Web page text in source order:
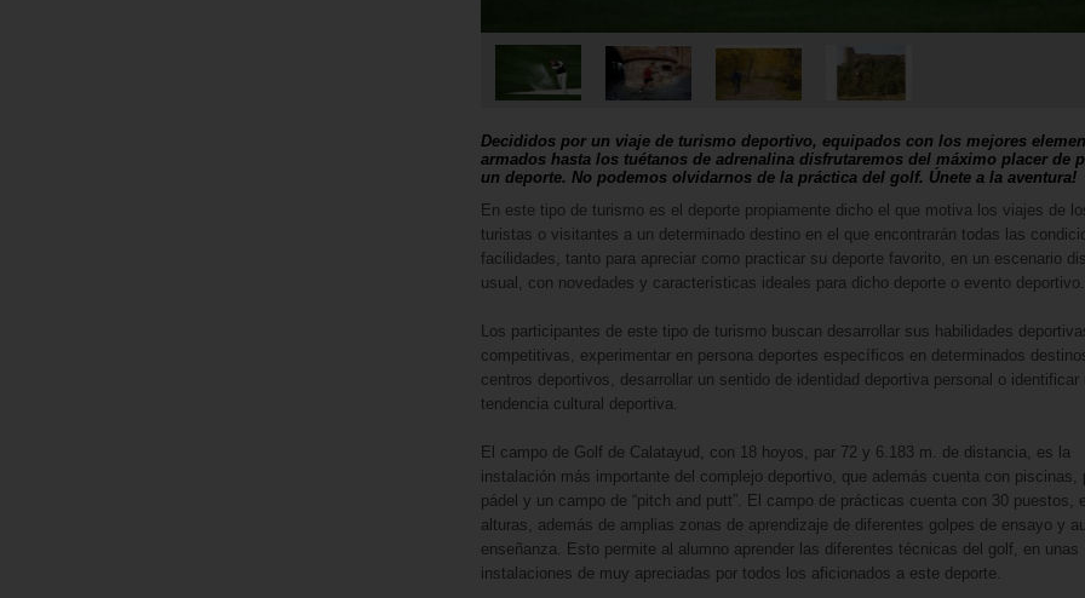
Decididos por un viaje de turismo deportivo, equipados con los mejores
armados hasta los tuétanos de adrenalina disfrutaremos del máximo placer de
un deporte. No podemos olvidarnos de la práctica del golf. Únete a la aventura!
En este tipo de turismo es el deporte propiamente dicho el que motiva los viajes de
turistas o visitantes a un determinado destino en el que encontrarán todas las
facilidades, tanto para apreciar como practicar su deporte favorito, en un escenario
usual, con novedades y características ideales para dicho deporte o evento deportivo.
Los participantes de este tipo de turismo buscan desarrollar sus habilidades
competitivas, experimentar en persona deportes específicos en determinados
centros deportivos, desarrollar un sentido de identidad deportiva personal o identificar
tendencia cultural deportiva.
El campo de Golf de Calatayud, con 18 hoyos, par 72 y 6.183 m. de distancia, es la
instalación más importante del complejo deportivo, que además cuenta con piscinas,
pádel y un campo de “pitch and putt”. El campo de prácticas cuenta con 30 puestos,
alturas, además de amplias zonas de aprendizaje de diferentes golpes de ensayo y
enseñanza. Esto permite al alumno aprender las diferentes técnicas del golf, en unas
instalaciones de muy apreciadas por todos los aficionados a este deporte.